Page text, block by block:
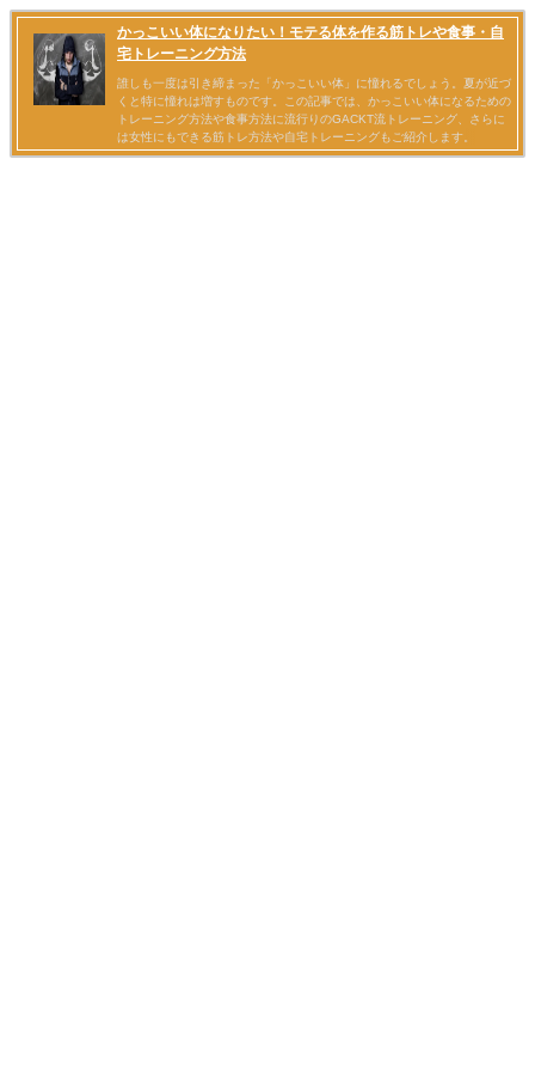
かっこいい体になりたい！モテる体を作る筋トレや食事・自
宅トレーニング方法
誰しも一度は引き締まった「かっこいい体」に憧れるでしょう。夏が近づ
くと特に憧れは増すものです。この記事では、かっこいい体になるための
トレーニング方法や食事方法に流行りのGACKT流トレーニング、さらに
は女性にもできる筋トレ方法や自宅トレーニングもご紹介します。